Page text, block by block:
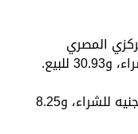
المصري
سعر الريال السعودي اليوم: 8.22 جنيه للشراء، و8.25